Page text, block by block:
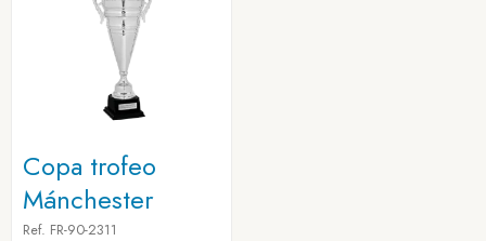
Copa trofeo
Mánchester
Ref. FR-90-2311